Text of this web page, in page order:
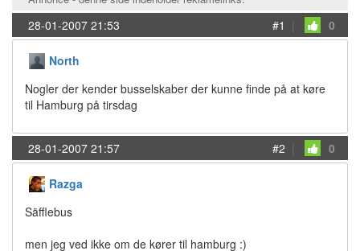
28-01-2007 21:53 #1 | 0
North
Nogler der kender busselskaber der kunne finde på at køre
til Hamburg på tirsdag
28-01-2007 21:57 #2 | 0
Razga
Säfflebus
men jeg ved ikke om de kører til hamburg :)